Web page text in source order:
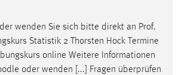
wenden Sie sich bitte direkt an Prof.
Statistik 2 Thorsten Hock Termine
online Weitere Informationen
oder wenden [...] Fragen überprüfen